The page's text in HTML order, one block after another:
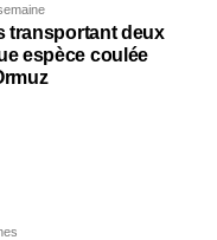
transportant deux
espèce coulée